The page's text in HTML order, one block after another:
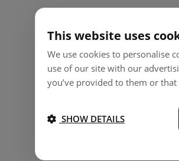
This website uses
We use cookies to personalise
use of our site with our
you’ve provided to them or
SHOW DETAILS